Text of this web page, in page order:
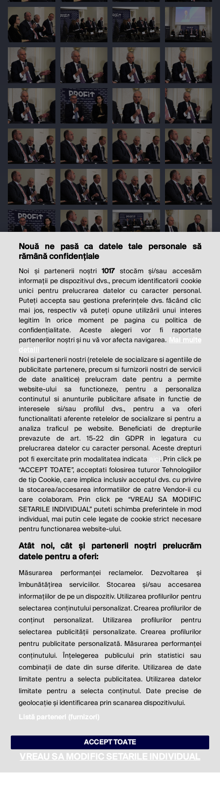
THE SOCIAL RESPONSIBILITY OF
BUSINESS IS TO INCREASE ITS
PROFITS.
Milton Friedman
© 2026 Profit.ro. Toate drepturile rezervate.
Dezvoltat de1616.ro
Contact Publicitate Despre noi
Politica de cookie Politica de
confidențialitate
este parte a
Nouă ne pasă ca datele tale personale să
rămână confidențiale
Noi și partenerii noștri1017 stocăm și/sau accesăm
informații pe dispozitivul dvs., precum identificatorii cookie
unici pentru prelucrarea datelor cu caracter personal.
Puteți accepta sau gestiona preferințele dvs. făcând clic
mai jos, respectiv vă puteți opune utilizării unui interes
legitim în orice moment pe pagina cu politica de
confidențialitate. Aceste alegeri vor fi raportate
partenerilor noștri și nu vă vor afecta navigarea. Mai multe
detalii
Noi si partenerii nostri (retelele de socializare si agentiile de
publicitate partenere, precum si furnizorii nostri de servicii
de date analitice) prelucram date pentru a permite
website-ului sa functioneze, pentru a personaliza
continutul si anunturile publicitare afisate in functie de
interesele si/sau profilul dvs., pentru a va oferi
functionalitati aferente retelelor de socializare si pentru a
analiza traficul pe website. Beneficiati de drepturile
prevazute de art. 15-22 din GDPR in legatura cu
prelucrarea datelor cu caracter personal. Aceste drepturi
pot fi exercitate prin modalitatea indicata aici. Prin click pe
“ACCEPT TOATE”, acceptati folosirea tuturor Tehnologiilor
de tip Cookie, care implica inclusiv acceptul dvs. cu privire
la stocarea/accesarea informatiilor de catre Vendor-ii cu
care colaboram. Prin click pe “VREAU SA MODIFIC
SETARILE INDIVIDUAL” puteti schimba preferintele in mod
individual, mai putin cele legate de cookie strict necesare
pentru functionarea website-ului.
Atât noi, cât și partenerii noștri prelucrăm
datele pentru a oferi:
Măsurarea performanței reclamelor. Dezvoltarea și
îmbunătățirea serviciilor. Stocarea și/sau accesarea
informațiilor de pe un dispozitiv. Utilizarea profilurilor pentru
selectarea conținutului personalizat. Crearea profilurilor de
conținut personalizat. Utilizarea profilurilor pentru
selectarea publicității personalizate. Crearea profilurilor
pentru publicitate personalizată. Măsurarea performanței
conținutului. Înțelegerea publicului prin statistici sau
combinații de date din surse diferite. Utilizarea de date
limitate pentru a selecta publicitatea. Utilizarea datelor
limitate pentru a selecta conținutul. Date precise de
geolocație și identificarea prin scanarea dispozitivului.
Listă parteneri (furnizori)
ACCEPT TOATE
VREAU SA MODIFIC SETARILE INDIVIDUAL